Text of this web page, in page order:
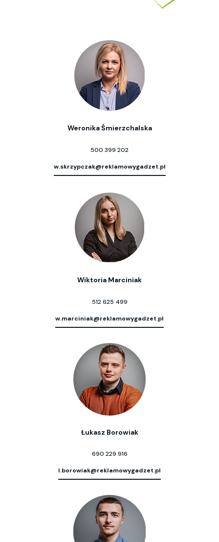
Weronika Śmierzchalska
500 399 202
w.skrzypczak@reklamowygadzet.pl
Wiktoria Marciniak
512 625 499
w.marciniak@reklamowygadzet.pl
Łukasz Borowiak
690 229 916
l.borowiak@reklamowygadzet.pl